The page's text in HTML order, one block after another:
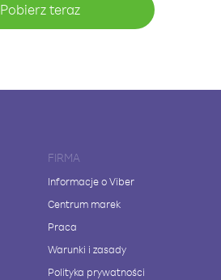
Pobierz teraz
FIRMA
Informacje o Viber
Centrum marek
Praca
Warunki i zasady
Polityka prywatności